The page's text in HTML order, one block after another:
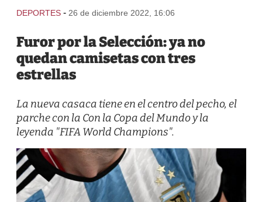
DEPORTES - 26 de diciembre 2022, 16:06
Furor por la Selección: ya no
quedan camisetas con tres
estrellas
La nueva casaca tiene en el centro del pecho, el
parche con la Con la Copa del Mundo y la
leyenda "FIFA World Champions".